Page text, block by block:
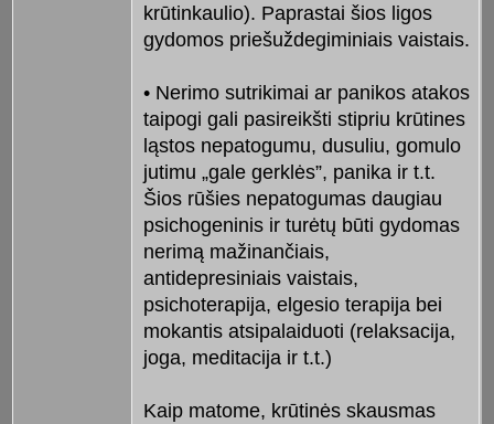
krūtinkaulio). Paprastai šios ligos
gydomos priešuždegiminiais vaistais.
• Nerimo sutrikimai ar panikos atakos
taipogi gali pasireikšti stipriu krūtines
ląstos nepatogumu, dusuliu, gomulo
jutimu „gale gerklės”, panika ir t.t.
Šios rūšies nepatogumas daugiau
psichogeninis ir turėtų būti gydomas
nerimą mažinančiais,
antidepresiniais vaistais,
psichoterapija, elgesio terapija bei
mokantis atsipalaiduoti (relaksacija,
joga, meditacija ir t.t.)
Kaip matome, krūtinės skausmas